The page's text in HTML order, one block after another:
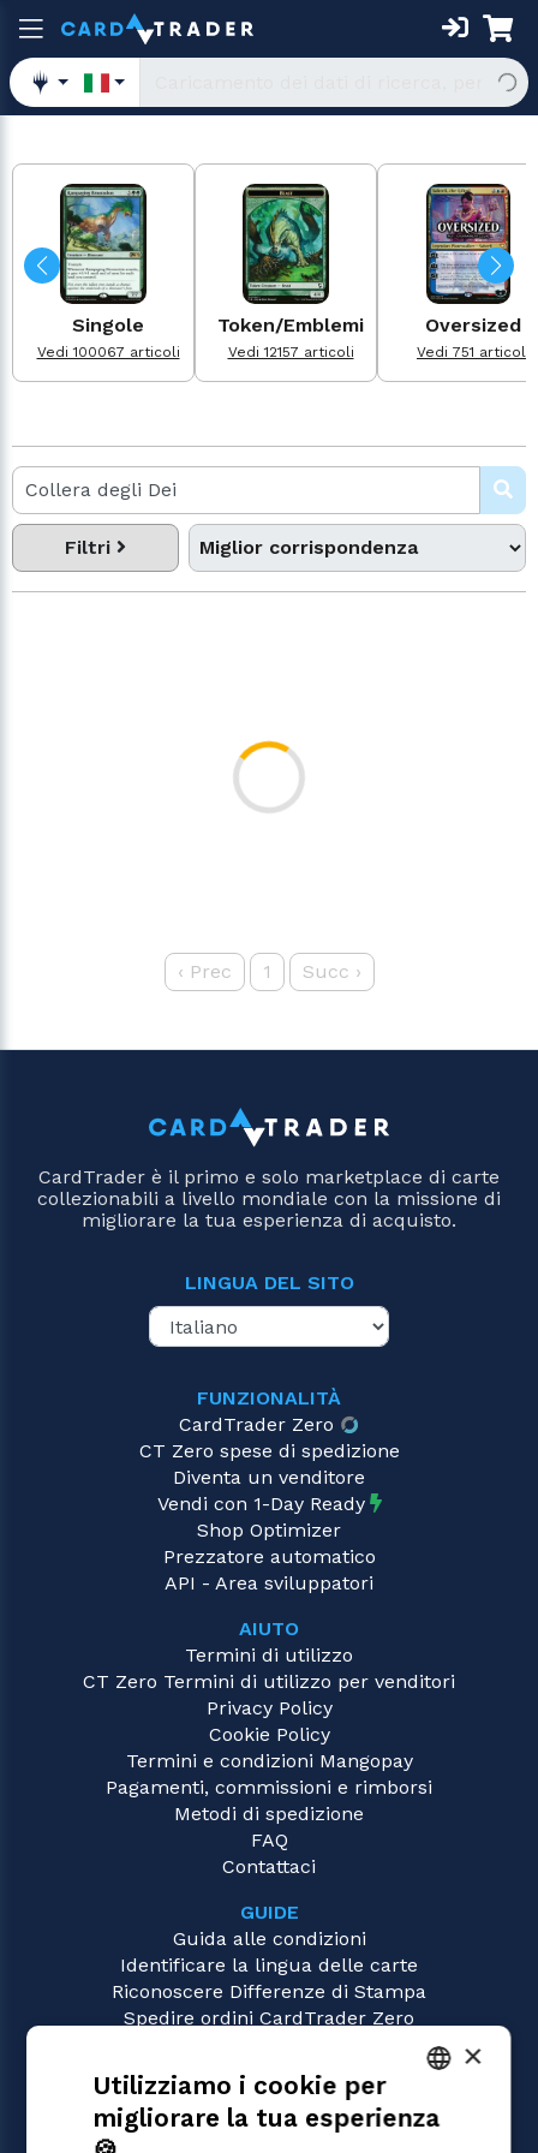
Singole
Vedi 100067 articoli
Token/Emblemi
Vedi 12157 articoli
Oversized
Vedi 751 articoli
Filtri
‹ Prec 1 Succ ›
CardTrader è il primo e solo marketplace di carte
collezionabili a livello mondiale con la missione di
migliorare la tua esperienza di acquisto.
LINGUA DEL SITO
FUNZIONALITÀ
CardTrader Zero
CT Zero spese di spedizione
Diventa un venditore
Vendi con 1-Day Ready
Shop Optimizer
Prezzatore automatico
API - Area sviluppatori
AIUTO
Termini di utilizzo
CT Zero Termini di utilizzo per venditori
Privacy Policy
Cookie Policy
Termini e condizioni Mangopay
Pagamenti, commissioni e rimborsi
Metodi di spedizione
FAQ
Contattaci
GUIDE
Guida alle condizioni
Identificare la lingua delle carte
Riconoscere Differenze di Stampa
Spedire ordini CardTrader Zero
GIOCHI
Magic: the Gathering
ITALIAN
×
Utilizziamo i cookie per
migliorare la tua esperienza